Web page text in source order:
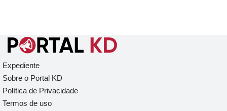
Expediente
Sobre o Portal KD
Política de Privacidade
Termos de uso